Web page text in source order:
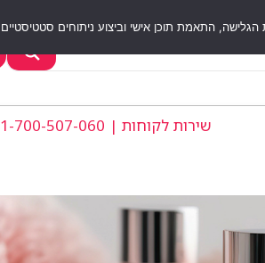
שירות לקוחות | 1-700-507-060